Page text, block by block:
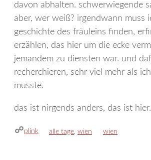
davon abhalten. schwerwiegende
aber, wer weiß? irgendwann muss
geschichte des fräuleins finden,
erzählen, das hier um die ecke
jemandem zu diensten war. und
recherchieren, sehr viel mehr als
musste.
das ist nirgends anders, das ist
plink kategorien
alle tage, wien schlagwörter
wien